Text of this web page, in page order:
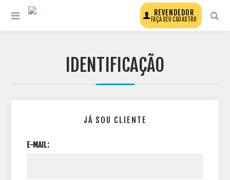
REVENDEDOR
FAÇA SEU CADASTRO
IDENTIFICAÇÃO
JÁ SOU CLIENTE
E-MAIL: